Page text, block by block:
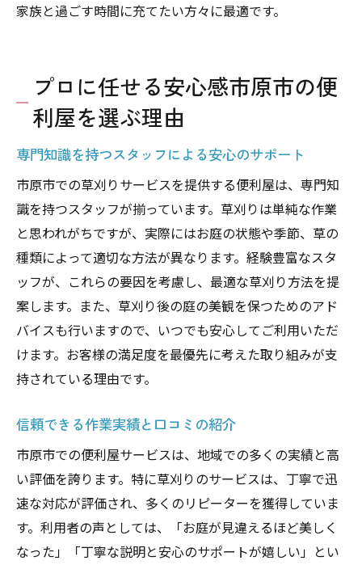
家族と過ごす時間に充てたい方々に最適です。
プロに任せる安心感市原市の便
利屋を選ぶ理由
専門知識を持つスタッフによる安心のサポート
市原市での草刈りサービスを提供する便利屋は、専門知
識を持つスタッフが揃っています。草刈りは単純な作業
と思われがちですが、実際にはお庭の状態や季節、草の
種類によって適切な方法が異なります。経験豊富なスタ
ッフが、これらの要因を考慮し、最適な草刈り方法を提
案します。また、草刈り後の庭の美観を保つためのアド
バイスも行いますので、いつでも安心してご利用いただ
けます。お客様の満足度を最優先に考えた取り組みが支
持されている理由です。
信頼できる作業実績と口コミの紹介
市原市での便利屋サービスは、地域での多くの実績と高
い評価を誇ります。特に草刈りのサービスは、丁寧で迅
速な対応が評価され、多くのリピーターを獲得していま
す。利用者の声としては、「お庭が見違えるほど美しく
なった」「丁寧な説明と安心のサポートが嬉しい」とい